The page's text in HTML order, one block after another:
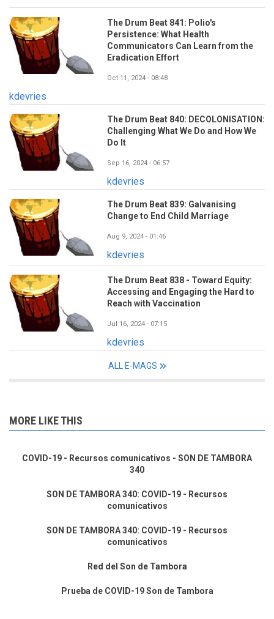
The Drum Beat 841: Polio's
Persistence: What Health
Communicators Can Learn from the
Eradication Effort
Oct 11, 2024 - 08:48
kdevries
The Drum Beat 840: DECOLONISATION:
Challenging What We Do and How We
Do It
Sep 16, 2024 - 06:57
kdevries
The Drum Beat 839: Galvanising
Change to End Child Marriage
Aug 9, 2024 - 01:46
kdevries
The Drum Beat 838 - Toward Equity:
Accessing and Engaging the Hard to
Reach with Vaccination
Jul 16, 2024 - 07:15
kdevries
ALL E-MAGS
MORE LIKE THIS
COVID-19 - Recursos comunicativos - SON DE TAMBORA
340
SON DE TAMBORA 340: COVID-19 - Recursos
comunicativos
SON DE TAMBORA 340: COVID-19 - Recursos
comunicativos
Red del Son de Tambora
Prueba de COVID-19 Son de Tambora